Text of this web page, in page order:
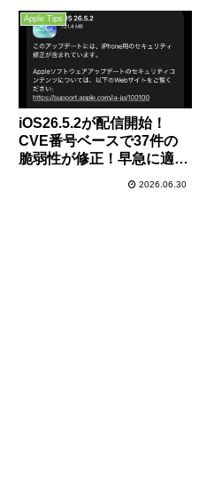
Apple Tips
iOS26.5.2が配信開始！
CVE番号ベースで37件の
脆弱性が修正！早急に適用
2026.06.30